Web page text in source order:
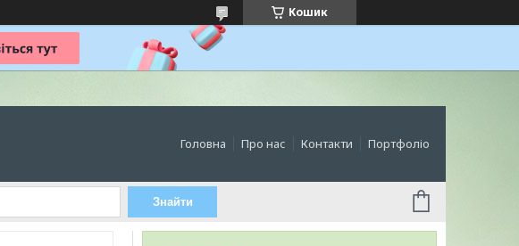
Кошик
Головна Про нас Контакти Портфоліо
Знайти